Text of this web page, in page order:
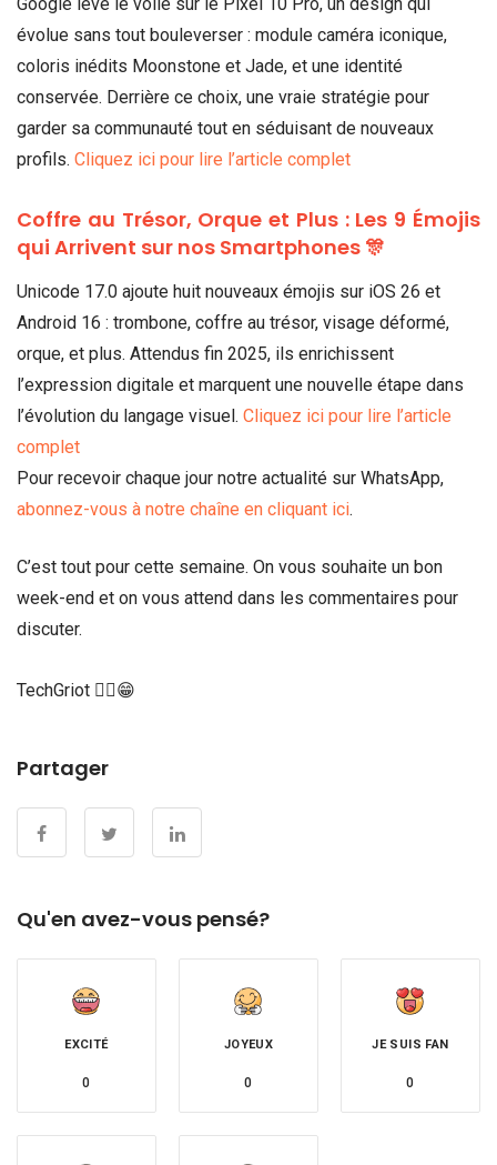
Google lève le voile sur le Pixel 10 Pro, un design qui
évolue sans tout bouleverser : module caméra iconique,
coloris inédits Moonstone et Jade, et une identité
conservée. Derrière ce choix, une vraie stratégie pour
garder sa communauté tout en séduisant de nouveaux
profils. Cliquez ici pour lire l’article complet
Coffre au Trésor, Orque et Plus : Les 9 Émojis
qui Arrivent sur nos Smartphones 🎊
Unicode 17.0 ajoute huit nouveaux émojis sur iOS 26 et
Android 16 : trombone, coffre au trésor, visage déformé,
orque, et plus. Attendus fin 2025, ils enrichissent
l’expression digitale et marquent une nouvelle étape dans
l’évolution du langage visuel. Cliquez ici pour lire l’article
complet
Pour recevoir chaque jour notre actualité sur WhatsApp,
abonnez-vous à notre chaîne en cliquant ici.
C’est tout pour cette semaine. On vous souhaite un bon
week-end et on vous attend dans les commentaires pour
discuter.
TechGriot ✌🏾😁
Partager
Qu'en avez-vous pensé?
EXCITÉ
0
JOYEUX
0
JE SUIS FAN
0